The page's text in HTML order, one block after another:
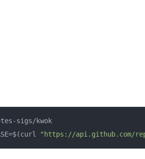
sigs/kwok
"https://api.github.com/